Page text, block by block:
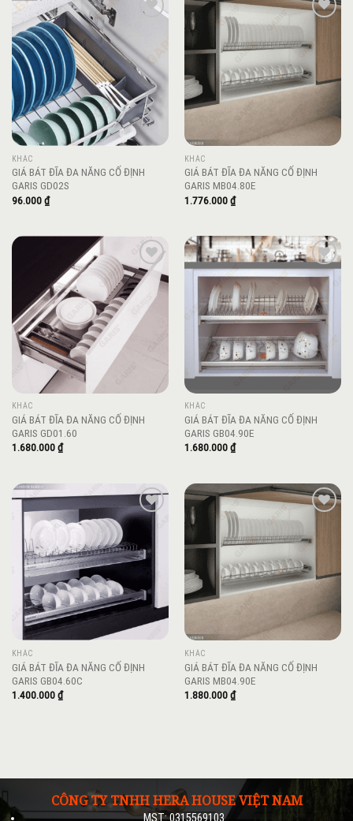
KHÁC
GIÁ BÁT ĐĨA ĐA NĂNG CỐ ĐỊNH
GARIS GD02S
96.000₫
wishlist
KHÁC
GIÁ BÁT ĐĨA ĐA NĂNG CỐ ĐỊNH
GARIS MB04.80E
1.776.000₫
Add to
wishlist
KHÁC
GIÁ BÁT ĐĨA ĐA NĂNG CỐ ĐỊNH
GARIS GD01.60
1.680.000₫
Add to
wishlist
KHÁC
GIÁ BÁT ĐĨA ĐA NĂNG CỐ ĐỊNH
GARIS GB04.90E
1.680.000₫
KHÁC
GIÁ BÁT ĐĨA ĐA NĂNG CỐ ĐỊNH
GARIS GB04.60C
1.400.000₫
wishlist
KHÁC
GIÁ BÁT ĐĨA ĐA NĂNG CỐ ĐỊNH
GARIS MB04.90E
1.880.000₫
CÔNG TY TNHH HERA HOUSE VIỆT NAM
MST: 0315569103